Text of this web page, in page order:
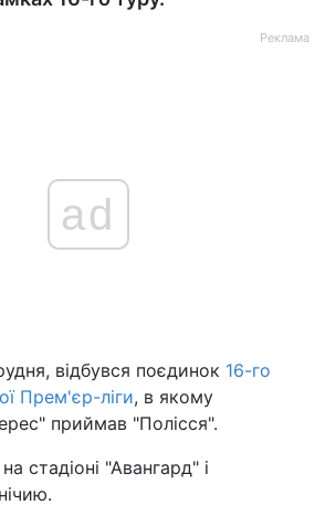
Політика
Світ
Реклама
ad
відбувся поєдинок 16-го
Прем'єр-ліги, в якому
приймав "Полісся".
стадіоні "Авангард" і